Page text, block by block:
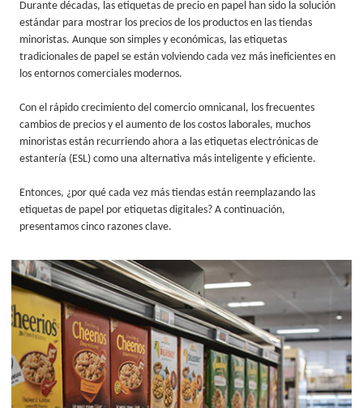
Durante décadas, las etiquetas de precio en papel han sido la solución
estándar para mostrar los precios de los productos en las tiendas
minoristas. Aunque son simples y económicas, las etiquetas
tradicionales de papel se están volviendo cada vez más ineficientes en
los entornos comerciales modernos.
Con el rápido crecimiento del comercio omnicanal, los frecuentes
cambios de precios y el aumento de los costos laborales, muchos
minoristas están recurriendo ahora a las etiquetas electrónicas de
estantería (ESL) como una alternativa más inteligente y eficiente.
Entonces, ¿por qué cada vez más tiendas están reemplazando las
etiquetas de papel por etiquetas digitales? A continuación,
presentamos cinco razones clave.